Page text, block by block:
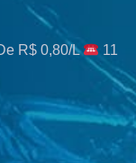
R$ 0,80/L
11